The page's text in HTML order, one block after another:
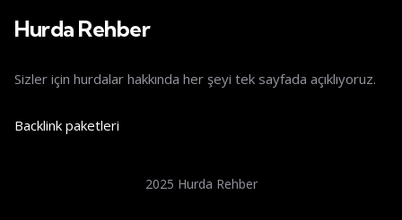
Hurda Rehber
Sizler için hurdalar hakkında her şeyi tek sayfada açıklıyoruz.
Backlink paketleri
2025 Hurda Rehber